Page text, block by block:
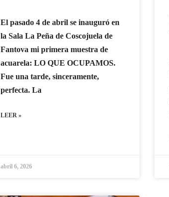
El pasado 4 de abril se inauguró en
la Sala La Peña de Coscojuela de
Fantova mi primera muestra de
acuarela: LO QUE OCUPAMOS.
Fue una tarde, sinceramente,
perfecta. La
LEER »
abril 6, 2026